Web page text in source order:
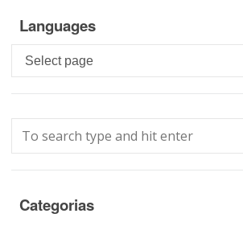
Languages
Languages
Categorias